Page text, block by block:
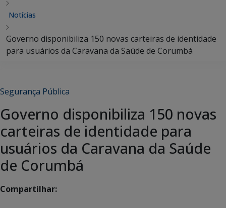
Notícias
Governo disponibiliza 150 novas carteiras de identidade
para usuários da Caravana da Saúde de Corumbá
Segurança Pública
Governo disponibiliza 150 novas
carteiras de identidade para
usuários da Caravana da Saúde
de Corumbá
Compartilhar: